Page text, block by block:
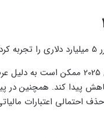
اما این شرکت هشدار داده که درآمد
دلار یا بیشتر کاهش پیدا
احتمالی اعتبارات